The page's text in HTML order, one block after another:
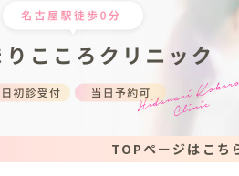
TOPページはこち